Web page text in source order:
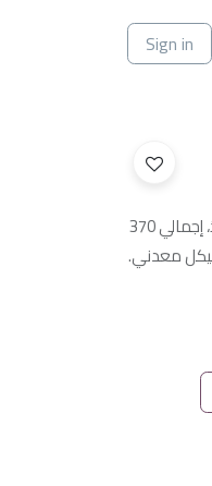
Sign in
سويتش ذكي PoE 24 منفذ جيجابت و2 SFP، يدعم PoE+ حتى 30 واط لكل منفذ، إجمالي 370